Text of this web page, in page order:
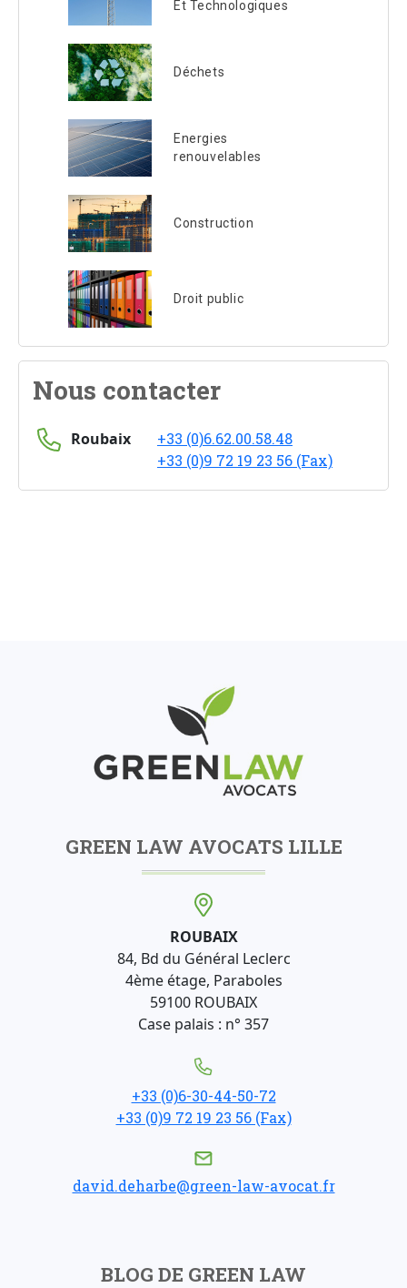
Et Technologiques
Déchets
Energies
renouvelables
Construction
Droit public
Nous contacter
Roubaix
+33 (0)6.62.00.58.48
+33 (0)9 72 19 23 56 (Fax)
GREEN LAW AVOCATS LILLE
ROUBAIX
84, Bd du Général Leclerc
4ème étage, Paraboles
59100 ROUBAIX
Case palais : n° 357
+33 (0)6-30-44-50-72
+33 (0)9 72 19 23 56 (Fax)
david.deharbe@green-law-avocat.fr
BLOG DE GREEN LAW